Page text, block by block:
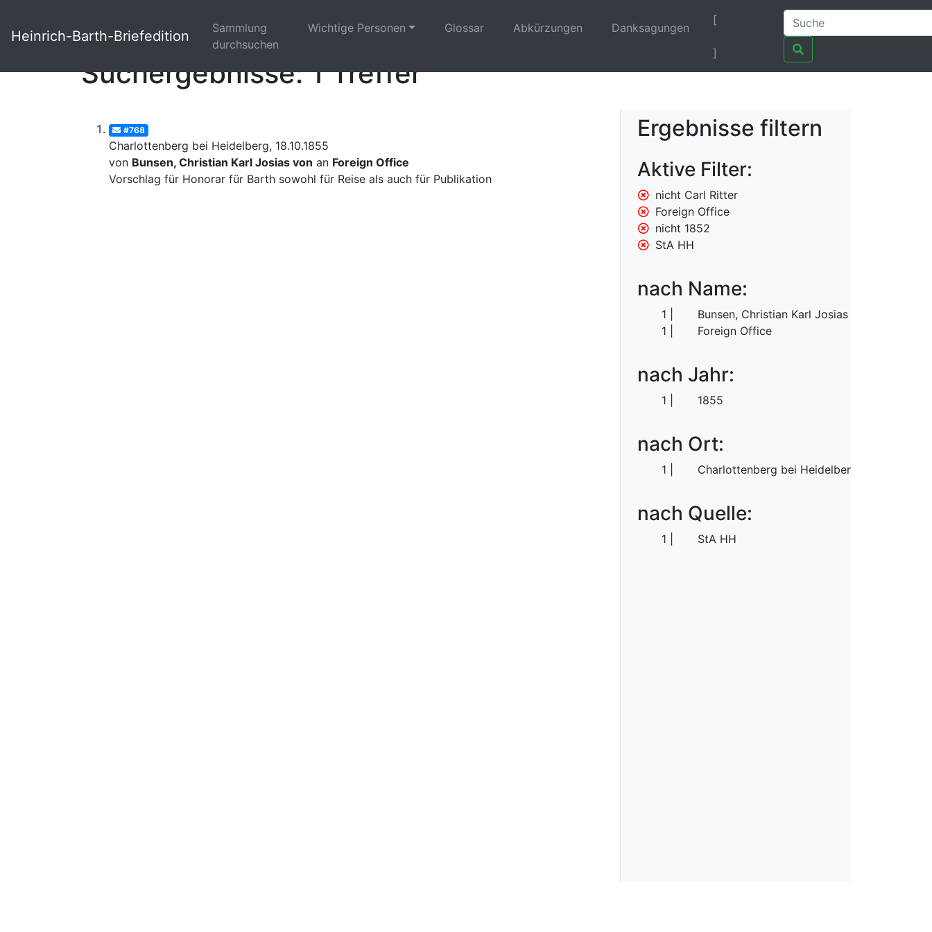
Heinrich-Barth-Briefedition
Sammlung
durchsuchen
Wichtige Personen Glossar Abkürzungen Danksagungen
[
]
Suchergebnisse: 1 Treffer
#768
Charlottenberg bei Heidelberg, 18.10.1855
von Bunsen, Christian Karl Josias von an Foreign Office
Vorschlag für Honorar für Barth sowohl für Reise als auch für Publikation
Ergebnisse filtern
Aktive Filter:
nicht Carl Ritter
Foreign Office
nicht 1852
StA HH
nach Name:
1
Bunsen, Christian Karl Josias von
1
Foreign Office
nach Jahr:
1 1855
nach Ort:
1 Charlottenberg bei Heidelberg
nach Quelle:
1 StA HH